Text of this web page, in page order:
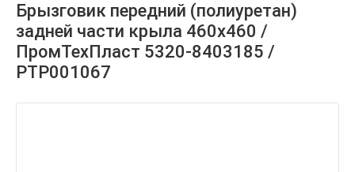
Брызговик передний (полиуретан)
задней части крыла 460х460 /
ПромТехПласт 5320-8403185 /
РТР001067